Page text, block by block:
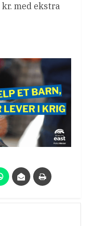
med ekstra